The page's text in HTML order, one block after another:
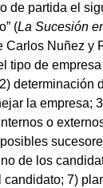
de partida el
(La Sucesión
Carlos Nuñez y
tipo de
determinación
la empresa;
o
de los
7)